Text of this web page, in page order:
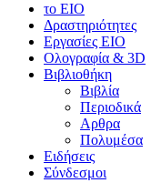
το ΕΙΟ
Δραστηριότητες
Εργασίες ΕΙΟ
Ολογραφία & 3D
Βιβλιοθήκη
Βιβλία
Περιοδικά
Αρθρα
Πολυμέσα
Ειδήσεις
Σύνδεσμοι